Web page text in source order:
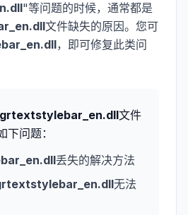
"等问题的时候，通常都是
文件缺失的原因。您可
，即可修复此类问
文件
问题：
丢失的解决方法
无法